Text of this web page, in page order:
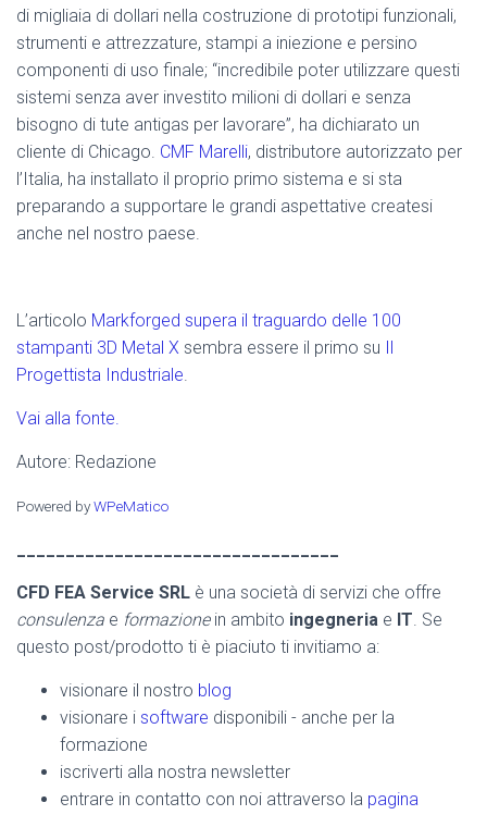
di migliaia di dollari nella costruzione di prototipi funzionali,
strumenti e attrezzature, stampi a iniezione e persino
componenti di uso finale; “incredibile poter utilizzare questi
sistemi senza aver investito milioni di dollari e senza
bisogno di tute antigas per lavorare”, ha dichiarato un
cliente di Chicago. CMF Marelli, distributore autorizzato per
l’Italia, ha installato il proprio primo sistema e si sta
preparando a supportare le grandi aspettative createsi
anche nel nostro paese.
L’articolo Markforged supera il traguardo delle 100
stampanti 3D Metal X sembra essere il primo su Il
Progettista Industriale.
Vai alla fonte.
Autore: Redazione
Powered byWPeMatico
CFD FEA Service SRL è una società di servizi che offre
consulenza e formazionein ambito ingegneria e IT. Se
questo post/prodotto ti è piaciuto ti invitiamo a:
visionare il nostro blog
visionare i software disponibili - anche per la
formazione
iscriverti alla nostra newsletter
entrare in contatto con noi attraverso la pagina